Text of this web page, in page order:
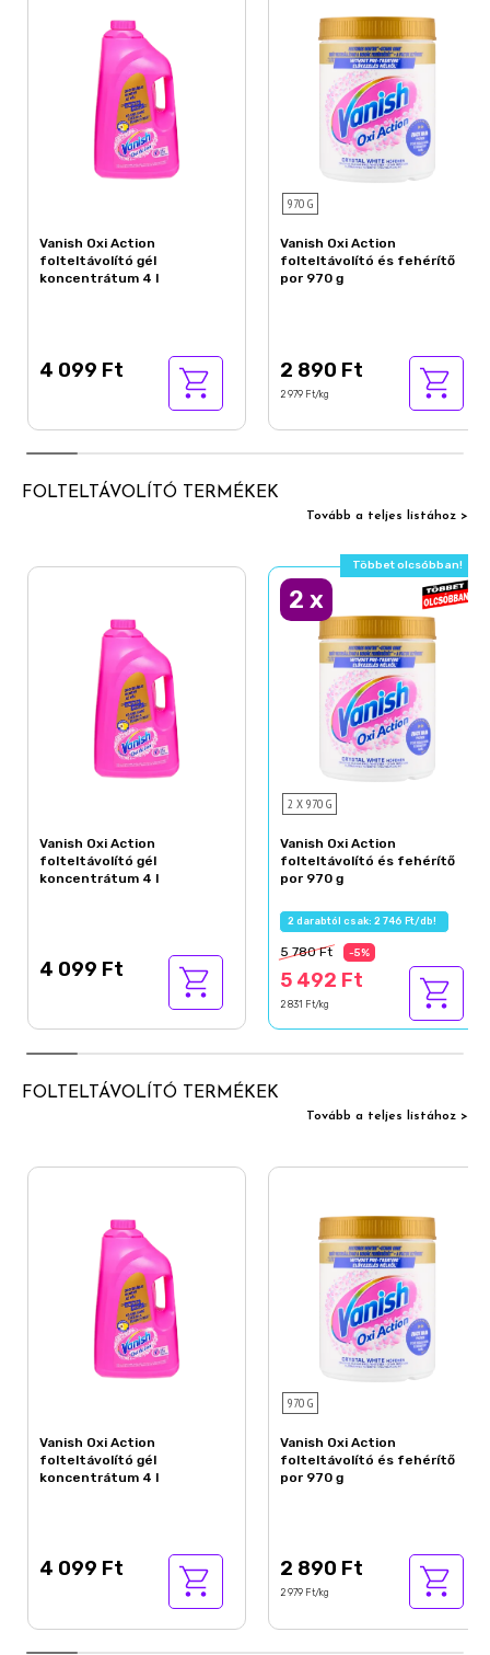
Vanish Oxi Action
folteltávolító gél
koncentrátum 4 l
4 099 Ft
970 G
Vanish Oxi Action
folteltávolító és fehérítő
por 970 g
2 890 Ft
2 979 Ft/kg
FOLTELTÁVOLÍTÓ TERMÉKEK
Tovább a teljes listához >
Vanish Oxi Action
folteltávolító gél
koncentrátum 4 l
4 099 Ft
Többet olcsóbban!
2 x
2 X 970 G
Vanish Oxi Action
folteltávolító és fehérítő
por 970 g
2 darabtól csak: 2 746 Ft/db!
5 780 Ft -5%
5 492 Ft
2 831 Ft/kg
FOLTELTÁVOLÍTÓ TERMÉKEK
Tovább a teljes listához >
Vanish Oxi Action
folteltávolító gél
koncentrátum 4 l
4 099 Ft
970 G
Vanish Oxi Action
folteltávolító és fehérítő
por 970 g
2 890 Ft
2 979 Ft/kg